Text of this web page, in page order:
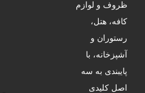
ظروف و لوازم
کافه، هتل،
رستوران و
آشپزخانه، با
پایبندی به سه
اصل کلیدی